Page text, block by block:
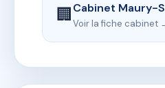
🏢Cabinet Maury-
Voir la fiche cabinet